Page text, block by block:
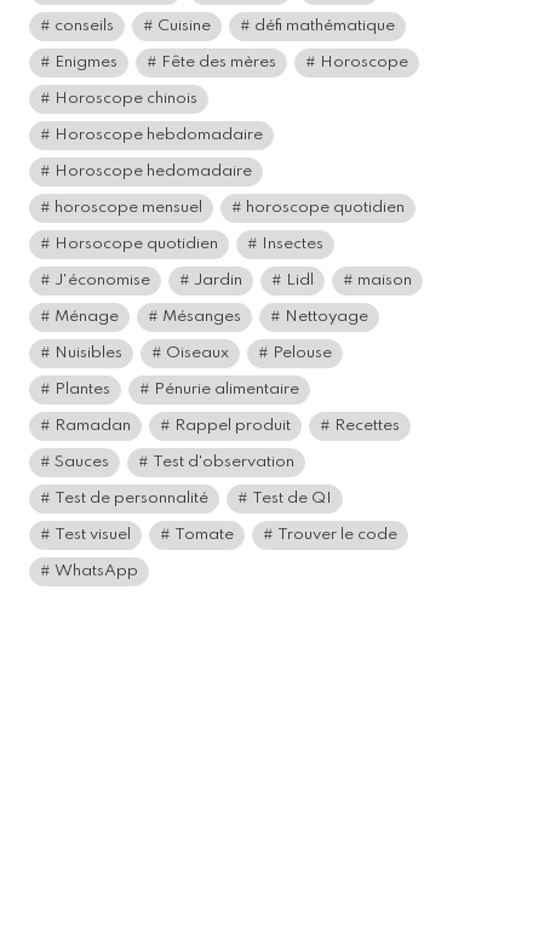
conseils Cuisine défi mathématique
Enigmes Fête des mères Horoscope
Horoscope chinois
Horoscope hebdomadaire
Horoscope hedomadaire
horoscope mensuel horoscope quotidien
Horsocope quotidien Insectes
J'économise Jardin Lidl maison
Ménage Mésanges Nettoyage
Nuisibles Oiseaux Pelouse
Plantes Pénurie alimentaire
Ramadan Rappel produit Recettes
Sauces Test d'observation
Test de personnalité Test de QI
Test visuel Tomate Trouver le code
WhatsApp